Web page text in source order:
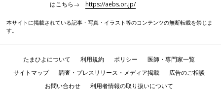
はこちら→https://aebs.or.jp/
本サイトに掲載されている記事・写真・イラスト等のコンテンツの無断転載を禁じま
す。
たまひよについて 利用規約 ポリシー
医師・専門家一覧
サイトマップ
調査・プレスリリース・メディア掲載
広告のご相談
お問い合わせ
利用者情報の取り扱いについて